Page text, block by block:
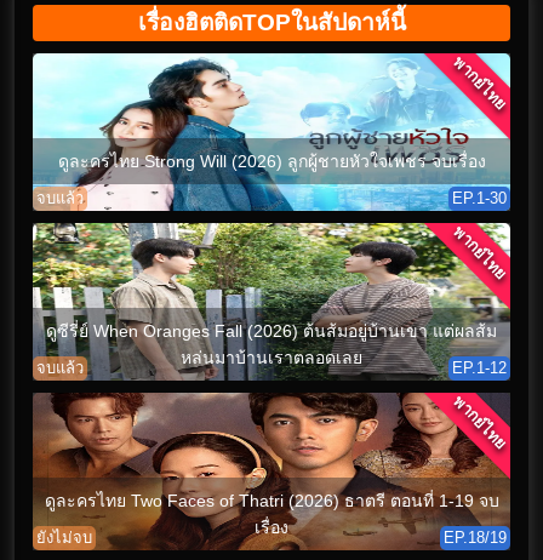
เรื่องฮิตติดTOPในสัปดาห์นี้
ดูละครไทย Strong Will (2026) ลูกผู้ชายหัวใจเพชร จบเรื่อง
จบแล้ว EP.1-30
พากย์ไทย
ดูซีรี่ย์ When Oranges Fall (2026) ต้นส้มอยู่บ้านเขา แต่ผลส้ม
หล่นมาบ้านเราตลอดเลย
จบแล้ว EP.1-12
พากย์ไทย
ดูละครไทย Two Faces of Thatri (2026) ธาตรี ตอนที่ 1-19 จบ
เรื่อง
ยังไม่จบ EP.18/19
พากย์ไทย